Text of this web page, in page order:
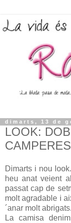
dimarts, 13 de
LOOK:
CAMPERES
Dimarts i nou
heu anat veient
passat cap de
molt agradable i
´anar molt abrigats.
La camisa